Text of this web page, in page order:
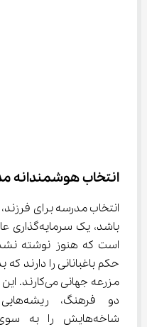
انتخاب هوشمندانه
انتخاب مدرسه برای
است که هنوز نوشته
حکم باغبانانی را دارند
مزرعه جهانی